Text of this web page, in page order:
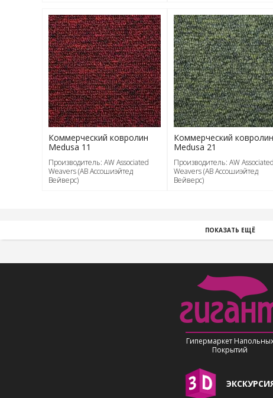
Коммерческий ковролин
Medusa 11
Производитель: AW Associated
Weavers (АВ Ассошиэйтед
Вейверс)
Коммерческий ковролин
Medusa 21
Производитель: AW Associated
Weavers (АВ Ассошиэйтед
Вейверс)
ПОКАЗАТЬ ЕЩЁ
Гипермаркет
Покрытий